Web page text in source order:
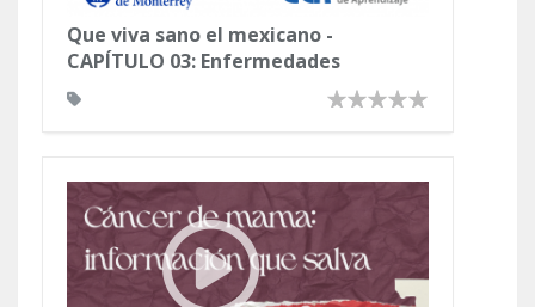
Que viva sano el mexicano -
CAPÍTULO 03: Enfermedades
cardiovasculares